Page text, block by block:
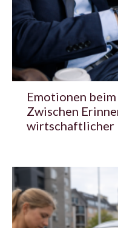
Emotionen
Zwischen
wirtschaftlicher